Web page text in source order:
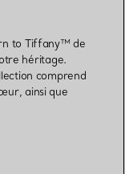
to Tiffany™ de
héritage.
comprend
ainsi que